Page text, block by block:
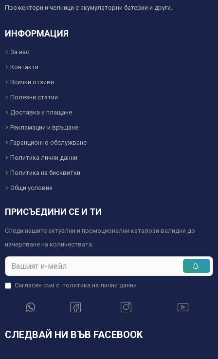
Прожектори и челници с акумулаторни батерии и други.
ИНФОРМАЦИЯ
За нас
Контакти
Всички отзиви
Полезни статии
Доставка и плащане
Рекламации и връщане
Гаранционно обслужване
Политика лични данни
Политика на бисквитки
Общи условия
ПРИСЪЕДИНИ СЕ И ТИ
Следи нашите актуални и промоционални каталози валидни до
изчерпване на количествата.
Съгласен съм с политика на лични данни
СЛЕДВАЙ НИ ВЪВ FACEBOOK